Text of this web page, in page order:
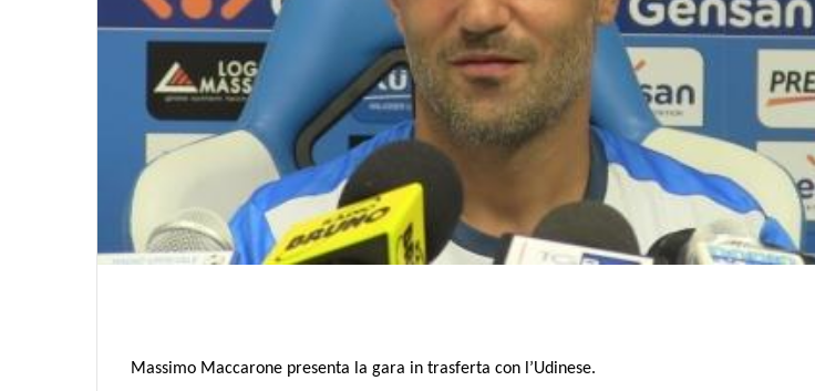
Massimo Maccarone presenta la gara in trasferta con l’Udinese.